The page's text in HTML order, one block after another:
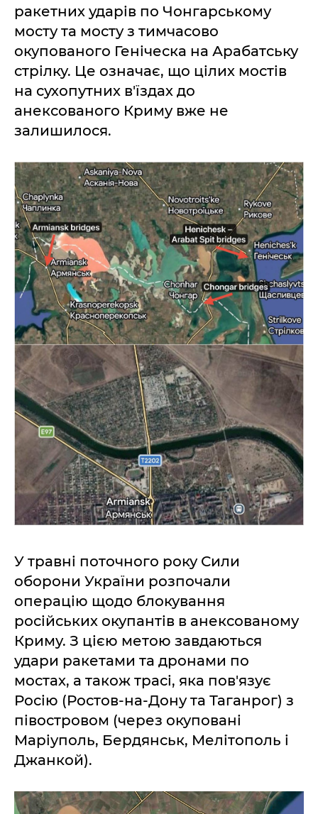
ракетних ударів по Чонгарському
мосту та мосту з тимчасово
окупованого Геніческа на Арабатську
стрілку. Це означає, що цілих мостів
на сухопутних в'їздах до
анексованого Криму вже не
залишилося.
У травні поточного року Сили
оборони України розпочали
операцію щодо блокування
російських окупантів в анексованому
Криму. З цією метою завдаються
удари ракетами та дронами по
мостах, а також трасі, яка пов'язує
Росію (Ростов-на-Дону та Таганрог) з
півостровом (через окуповані
Маріуполь, Бердянськ, Мелітополь і
Джанкой).